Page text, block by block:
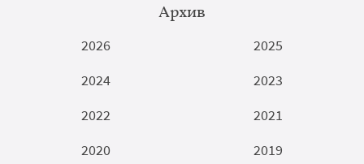
Архив
2026
2025
2024
2023
2022
2021
2020
2019